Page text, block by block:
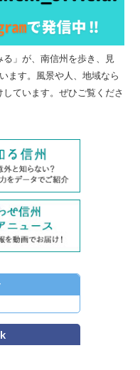
」が、南信州を歩き、見
ます。風景や人、地域なら
ています。ぜひご覧くださ